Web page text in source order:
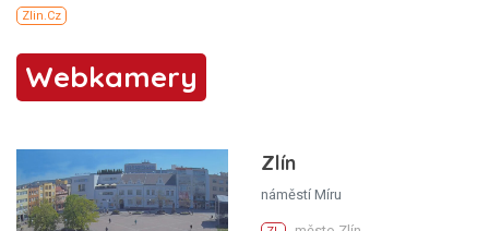
Webkamery
Zlín
náměstí Míru